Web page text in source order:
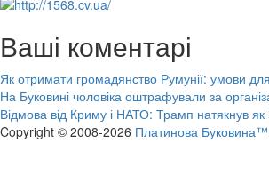
Ваші коментарі
Як отримати громадянство Румунії: умови
На Буковині чоловіка оштрафували за
Відмова від Криму і НАТО: Трамп натякнув як
Copyright © 2008-2026 Платинова